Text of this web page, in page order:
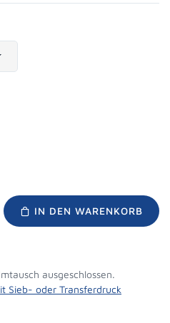
IN DEN WARENKORB
ausgeschlossen.
Sieb- oder Transferdruck